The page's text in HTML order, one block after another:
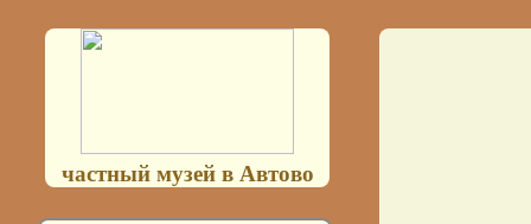
частный музей в Автово